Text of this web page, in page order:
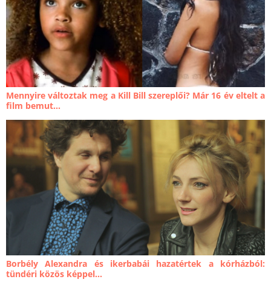
Mennyire változtak meg a Kill Bill szereplői? Már 16 év eltelt a
film bemut...
Borbély Alexandra és ikerbabái hazatértek a kórházból:
tündéri közös képpel...